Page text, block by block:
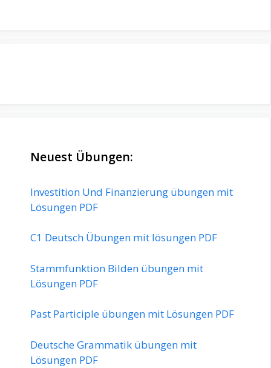
Neuest Übungen:
Investition Und Finanzierung übungen mit
Lösungen PDF
C1 Deutsch Übungen mit lösungen PDF
Stammfunktion Bilden übungen mit
Lösungen PDF
Past Participle übungen mit Lösungen PDF
Deutsche Grammatik übungen mit
Lösungen PDF